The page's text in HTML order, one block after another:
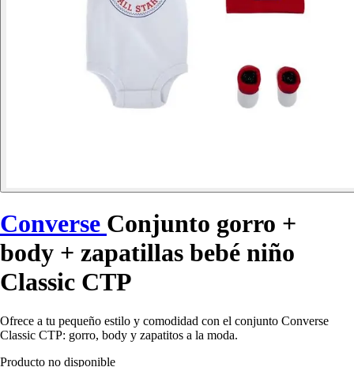
Converse Conjunto gorro +
body + zapatillas bebé niño
Classic CTP
Ofrece a tu pequeño estilo y comodidad con el conjunto Converse
Classic CTP: gorro, body y zapatitos a la moda.
Producto no disponible